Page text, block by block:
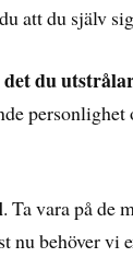
att du själv
du
. Ta vara på de
nu behöver vi